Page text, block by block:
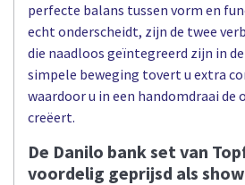
perfecte balans tussen vorm en
echt onderscheidt, zijn de twee
die naadloos geïntegreerd zijn in
simpele beweging tovert u extra
waardoor u in een handomdraai
creëert.
De Danilo bank set van
voordelig geprijsd als